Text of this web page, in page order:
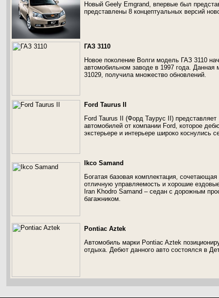
Новый Geely Emgrand, впервые был
представлены 8 концептуальных версий
ГАЗ 3110
Новое поколение Волги модель ГАЗ 3110
автомобильном заводе в 1997 года. Данная
31029, получила множество обновлений.
Ford Taurus II
Ford Taurus II (Форд Таурус II) представляет
автомобилей от компании Ford, которое
экстерьере и интерьере широко коснулись
Ikco Samand
Богатая базовая комплектация,
отличную управляемость и хорошие
Iran Khodro Samand – седан с дорожным
багажником.
Pontiac Aztek
Автомобиль марки Pontiac Aztek
отдыха. Дебют данного авто состоялся в